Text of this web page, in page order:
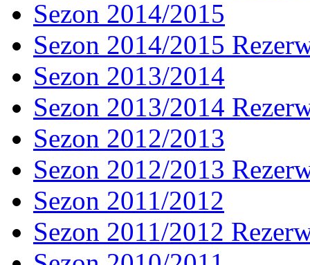
Sezon 2014/2015
Sezon 2014/2015
Sezon 2013/2014
Sezon 2013/2014
Sezon 2012/2013
Sezon 2012/2013
Sezon 2011/2012
Sezon 2011/2012